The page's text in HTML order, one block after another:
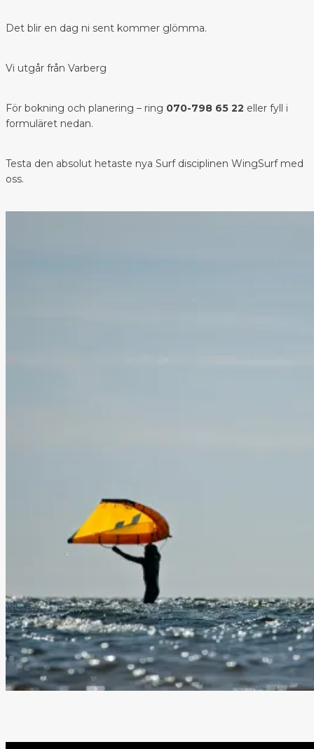
Det blir en dag ni sent kommer glömma.
Vi utgår från Varberg
För bokning och planering – ring 070-798 65 22 eller fyll i
formuläret nedan.
Testa den absolut hetaste nya Surf disciplinen WingSurf med
oss.